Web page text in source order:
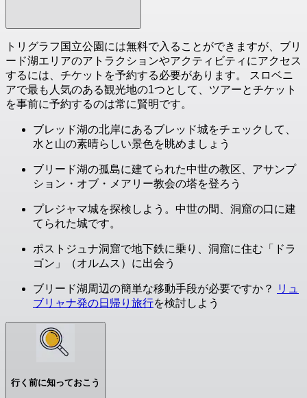
トリグラフ国立公園には無料で入ることができますが、ブリ
ード湖エリアのアトラクションやアクティビティにアクセス
するには、チケットを予約する必要があります。 スロベニ
アで最も人気のある観光地の1つとして、ツアーとチケット
を事前に予約するのは常に賢明です。
ブレッド湖の北岸にあるブレッド城をチェックして、
水と山の素晴らしい景色を眺めましょう
ブリード湖の孤島に建てられた中世の教区、アサンプ
ション・オブ・メアリー教会の塔を登ろう
プレジャマ城を探検しよう。中世の間、洞窟の口に建
てられた城です。
ポストジュナ洞窟で地下鉄に乗り、洞窟に住む「ドラ
ゴン」（オルムス）に出会う
ブリード湖周辺の簡単な移動手段が必要ですか？
リュ
ブリャナ発の日帰り旅行を検討しよう
行く前に知っておこう